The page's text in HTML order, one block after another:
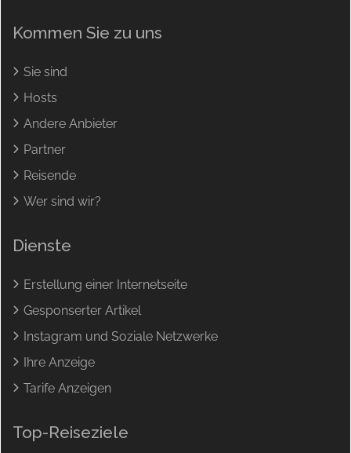
Kommen Sie zu uns
Sie sind
Hosts
Andere Anbieter
Partner
Reisende
Wer sind wir?
Dienste
Erstellung einer Internetseite
Gesponserter Artikel
Instagram und Soziale Netzwerke
Ihre Anzeige
Tarife Anzeigen
Top-Reiseziele